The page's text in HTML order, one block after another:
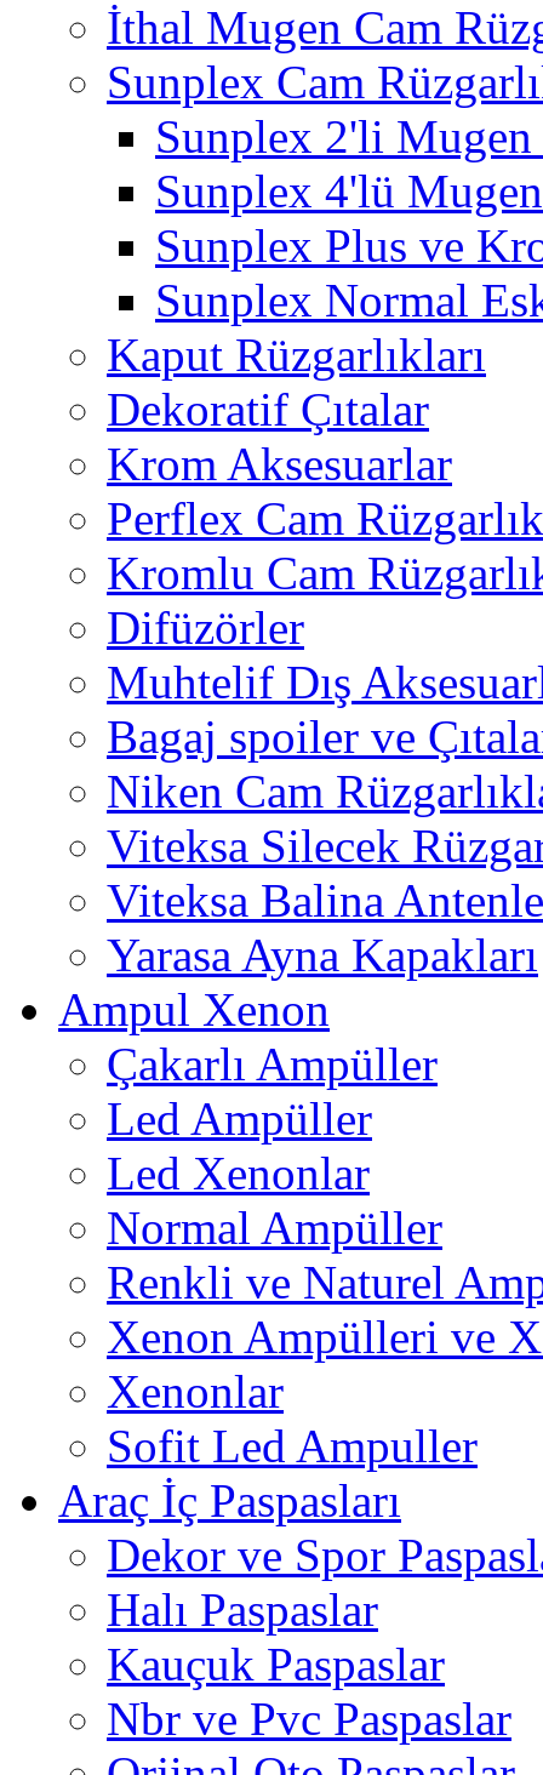
İthal Mugen Cam
Sunplex Cam
Sunplex 2'li Mugen
Sunplex 4'lü
Sunplex Plus ve
Sunplex Normal
Kaput Rüzgarlıkları
Dekoratif Çıtalar
Krom Aksesuarlar
Perflex Cam
Kromlu Cam
Difüzörler
Muhtelif Dış
Bagaj spoiler ve
Niken Cam
Viteksa Silecek
Viteksa Balina
Yarasa Ayna Kapakları
Ampul Xenon
Çakarlı Ampüller
Led Ampüller
Led Xenonlar
Normal Ampüller
Renkli ve Naturel
Xenon Ampülleri ve
Xenonlar
Sofit Led Ampuller
Araç İç Paspasları
Dekor ve Spor
Halı Paspaslar
Kauçuk Paspaslar
Nbr ve Pvc Paspaslar